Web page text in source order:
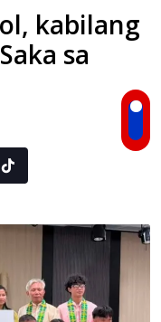
kabilang
sa
Tiktok